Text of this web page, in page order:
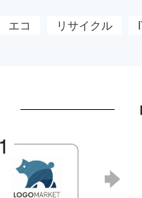
エコ リサイクル